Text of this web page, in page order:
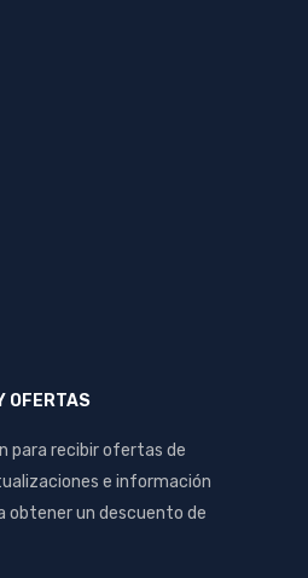
OFERTAS
para recibir ofertas de
e información
obtener un descuento de